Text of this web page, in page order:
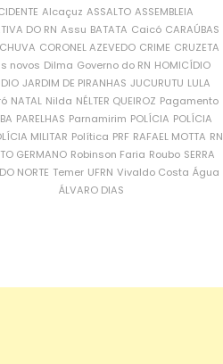
Alcaçuz ASSALTO ASSEMBLEIA
DO RN Assu BATATA Caicó CARAÚBAS
CORONEL AZEVEDO CRIME CRUZETA
novos Dilma Governo do RN HOMICÍDIO
JARDIM DE PIRANHAS JUCURUTU LULA
NATAL Nilda NÉLTER QUEIROZ Pagamento
PARELHAS Parnamirim POLÍCIA POLÍCIA
MILITAR Política PRF RAFAEL MOTTA RN
GERMANO Robinson Faria Roubo SERRA
NORTE Temer UFRN Vivaldo Costa Água
ÁLVARO DIAS